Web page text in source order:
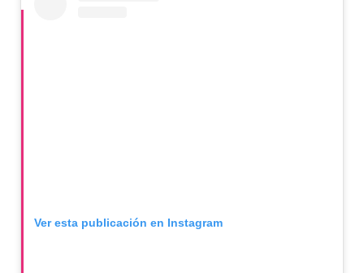
Ver esta publicación en Instagram